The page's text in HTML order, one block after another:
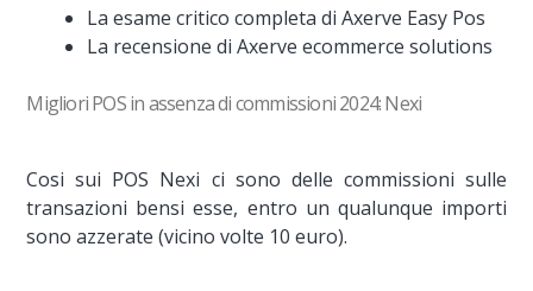
La esame critico completa di Axerve Easy Pos
La recensione di Axerve ecommerce solutions
Migliori POS in assenza di commissioni 2024: Nexi
Cosi sui POS Nexi ci sono delle commissioni sulle
transazioni bensi esse, entro un qualunque importi
sono azzerate (vicino volte 10 euro).